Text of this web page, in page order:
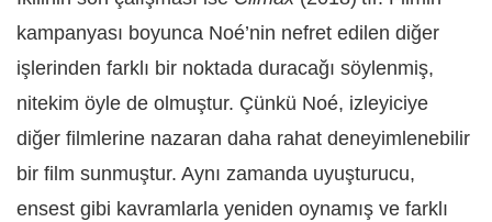
kampanyası boyunca Noé’nin nefret edilen diğer
işlerinden farklı bir noktada duracağı söylenmiş,
nitekim öyle de olmuştur. Çünkü Noé, izleyiciye
diğer filmlerine nazaran daha rahat deneyimlenebilir
bir film sunmuştur. Aynı zamanda uyuşturucu,
ensest gibi kavramlarla yeniden oynamış ve farklı